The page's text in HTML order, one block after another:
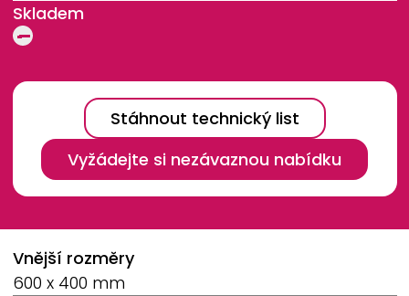
Skladem
Stáhnout technický list
Vyžádejte si nezávaznou nabídku
Breadcrumb
Vnější rozměry
600 x 400 mm